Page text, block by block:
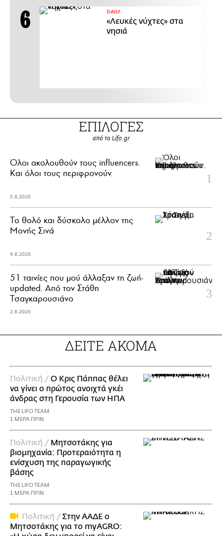
DAILY
«Λευκές νύχτες» στα
νησιά
ΕΠΙΛΟΓΕΣ
από το Lifo.gr
Όλοι ακολουθούν τους influencers.
Και όλοι τους περιφρονούν.
5.8.2026
Το θολό και δύσκολο μέλλον της
Μονής Σινά
4.8.2026
51 ταινίες που μού άλλαξαν τη ζωή-
updated. Aπό τον Στάθη
Τσαγκαρουσιάνο
2.8.2026
ΔΕΙΤΕ ΑΚΟΜΑ
Πολιτική /Ο Κρις Πάππας θέλει
να γίνει ο πρώτος ανοιχτά γκέι
άνδρας στη Γερουσία των ΗΠΑ
THE LIFO TEAM
1 ΜΕΡΑ ΠΡΙΝ
Πολιτική / Μητσοτάκης για
βιομηχανία: Προτεραιότητα η
ενίσχυση της παραγωγικής
βάσης
THE LIFO TEAM
1 ΜΕΡΑ ΠΡΙΝ
Πολιτική /Στην ΑΑΔΕ ο
Μητσοτάκης για το myAGRO: